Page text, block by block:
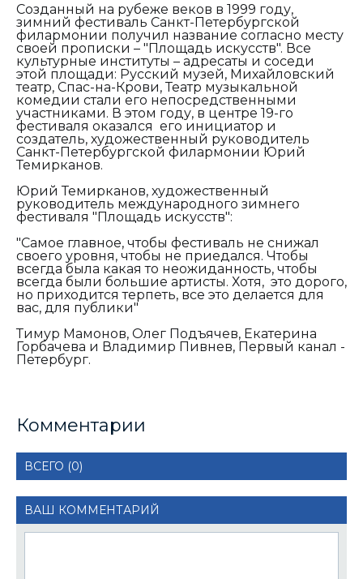
Созданный на рубеже веков в 1999 году,
зимний фестиваль Санкт-Петербургской
филармонии получил название согласно месту
своей прописки – "Площадь искусств". Все
культурные институты – адресаты и соседи
этой площади: Русский музей, Михайловский
театр, Спас-на-Крови, Театр музыкальной
комедии стали его непосредственными
участниками. В этом году, в центре 19-го
фестиваля оказался его инициатор и
создатель, художественный руководитель
Санкт-Петербургской филармонии Юрий
Темирканов.
Юрий Темирканов, художественный
руководитель международного зимнего
фестиваля "Площадь искусств":
"Самое главное, чтобы фестиваль не снижал
своего уровня, чтобы не приедался. Чтобы
всегда была какая то неожиданность, чтобы
всегда были большие артисты. Хотя, это дорого,
но приходится терпеть, все это делается для
вас, для публики"
Тимур Мамонов, Олег Подъячев, Екатерина
Горбачева и Владимир Пивнев, Первый канал -
Петербург.
Комментарии
ВСЕГО (0)
ВАШ КОММЕНТАРИЙ